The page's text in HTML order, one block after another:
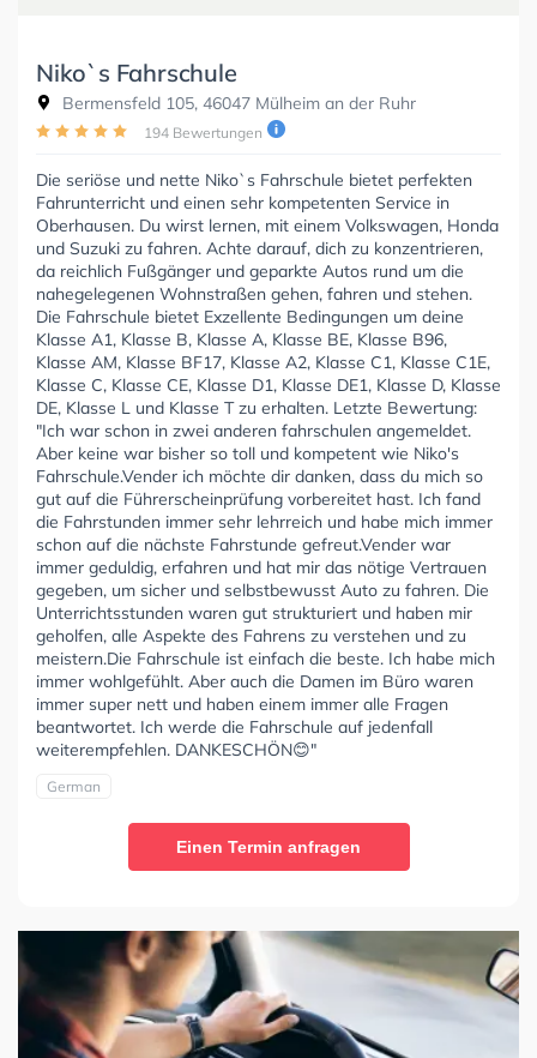
Niko`s Fahrschule
Bermensfeld 105, 46047 Mülheim an der Ruhr
194 Bewertungen
Die seriöse und nette Niko`s Fahrschule bietet perfekten
Fahrunterricht und einen sehr kompetenten Service in
Oberhausen. Du wirst lernen, mit einem Volkswagen, Honda
und Suzuki zu fahren. Achte darauf, dich zu konzentrieren,
da reichlich Fußgänger und geparkte Autos rund um die
nahegelegenen Wohnstraßen gehen, fahren und stehen.
Die Fahrschule bietet Exzellente Bedingungen um deine
Klasse A1, Klasse B, Klasse A, Klasse BE, Klasse B96,
Klasse AM, Klasse BF17, Klasse A2, Klasse C1, Klasse C1E,
Klasse C, Klasse CE, Klasse D1, Klasse DE1, Klasse D, Klasse
DE, Klasse L und Klasse T zu erhalten. Letzte Bewertung:
"Ich war schon in zwei anderen fahrschulen angemeldet.
Aber keine war bisher so toll und kompetent wie Niko's
Fahrschule.Vender ich möchte dir danken, dass du mich so
gut auf die Führerscheinprüfung vorbereitet hast. Ich fand
die Fahrstunden immer sehr lehrreich und habe mich immer
schon auf die nächste Fahrstunde gefreut.Vender war
immer geduldig, erfahren und hat mir das nötige Vertrauen
gegeben, um sicher und selbstbewusst Auto zu fahren. Die
Unterrichtsstunden waren gut strukturiert und haben mir
geholfen, alle Aspekte des Fahrens zu verstehen und zu
meistern.Die Fahrschule ist einfach die beste. Ich habe mich
immer wohlgefühlt. Aber auch die Damen im Büro waren
immer super nett und haben einem immer alle Fragen
beantwortet. Ich werde die Fahrschule auf jedenfall
weiterempfehlen. DANKESCHÖN😊"
German
Einen Termin anfragen